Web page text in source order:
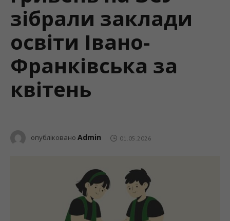
зібрали заклади
освіти Івано-
Франківська за
квітень
опубліковано Admin 01.05.2026